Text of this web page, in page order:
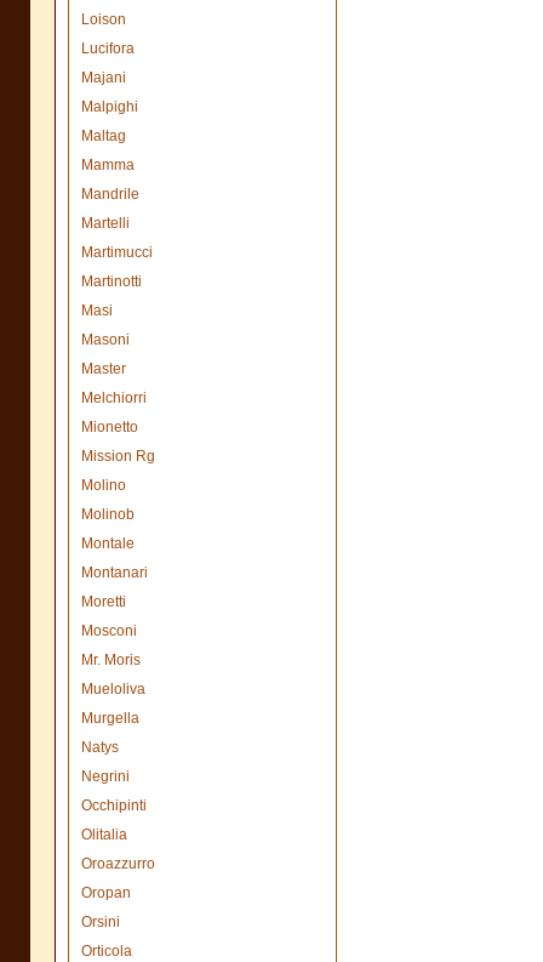
Loison
Lucifora
Majani
Malpighi
Maltag
Mamma
Mandrile
Martelli
Martimucci
Martinotti
Masi
Masoni
Master
Melchiorri
Mionetto
Mission Rg
Molino
Molinob
Montale
Montanari
Moretti
Mosconi
Mr. Moris
Mueloliva
Murgella
Natys
Negrini
Occhipinti
Olitalia
Oroazzurro
Oropan
Orsini
Orticola